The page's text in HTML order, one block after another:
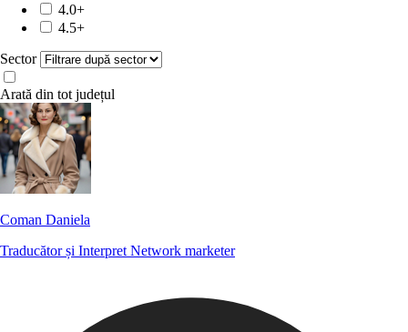
4.0+
4.5+
Sector
Arată din tot județul
Coman Daniela
Traducător și Interpret Network marketer